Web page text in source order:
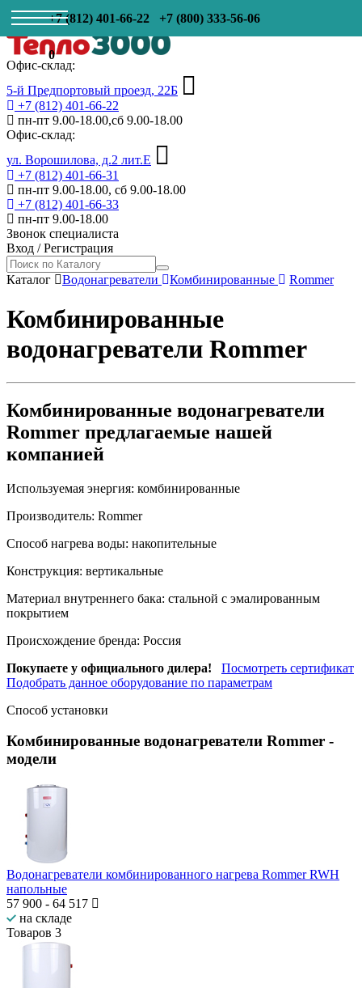
+7 (812) 401-66-22 +7 (800) 333-56-06
0
Офис-склад:
5-й Предпортовый проезд, 22Б
+7 (812) 401-66-22
пн-пт 9.00-18.00,сб 9.00-18.00
Офис-склад:
ул. Ворошилова, д.2 лит.Е
+7 (812) 401-66-31
пн-пт 9.00-18.00, сб 9.00-18.00
+7 (812) 401-66-33
пн-пт 9.00-18.00
Звонок специалиста
Вход /Регистрация
Каталог Водонагреватели Комбинированные Rommer
Комбинированные
водонагреватели Rommer
Комбинированные водонагреватели
Rommer предлагаемые нашей
компанией
Используемая энергия: комбинированные
Производитель: Rommer
Способ нагрева воды: накопительные
Конструкция: вертикальные
Материал внутреннего бака: стальной с эмалированным
покрытием
Происхождение бренда: Россия
Покупаете у официального дилера!
Посмотреть сертификат
Подобрать данное оборудование по параметрам
Способ установки
Комбинированные водонагреватели Rommer -
модели
Водонагреватели комбинированного нагрева Rommer RWH
напольные
57 900 - 64 517
на складе
Товаров 3